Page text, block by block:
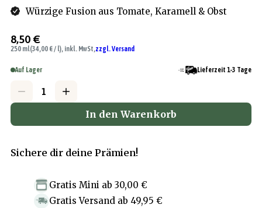
Würzige Fusion aus Tomate, Karamell & Obst
8,50 €
250 ml(34,00 € / l), inkl. MwSt,zzgl. Versand
Auf Lager Lieferzeit 1-3 Tage
In den Warenkorb
Sichere dir deine Prämien!
Gratis Mini ab 30,00 €
Gratis Versand ab 49,95 €